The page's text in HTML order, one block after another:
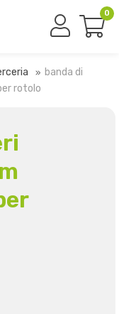
0
banda di
rotolo